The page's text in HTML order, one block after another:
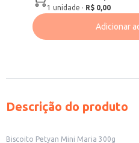
1 unidade · R$ 0,00
Adicionar
Descrição do produto
Biscoito Petyan Mini Maria 300g